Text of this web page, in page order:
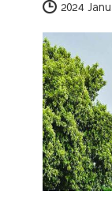
2024